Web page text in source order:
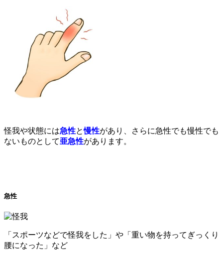
怪我や状態には急性と慢性があり、さらに急性でも慢性でも
ないものとして亜急性があります。
急性
「スポーツなどで怪我をした」や「重い物を持ってぎっくり
腰になった」など